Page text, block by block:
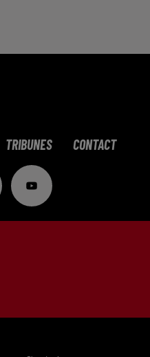
TRIBUNES CONTACT